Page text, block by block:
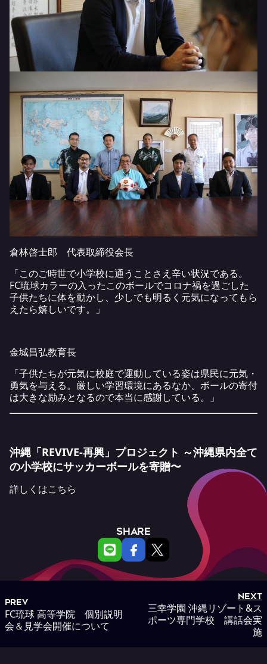
倉林啓士郎 代表取締役会長
「このご時世で小学校に通うことさえ辛い状況である。
FC琉球カラーの入ったこのボールでコロナ禍を過ごした
子供たちに体を動かし、少しでも明るく元気になってもら
えたら嬉しいです。」
金城昌弘教育長
「子供たちが元気に校庭で運動している姿は県民に元気・
勇気を与える。厳しい学習環境にあるなか、ボールの寄付
は大きな励みとなるので本当に感謝している。」
沖縄「REVIVE-再興」プロジェクト ～沖縄県内全て
の小学校にサッカーボールを寄贈〜
詳しくはこちら
SHARE
PREV
FC琉球 高等学院 個別説明
会＆見学会開催について
NEXT
三幸学園 沖縄リゾート&ス
ポーツ専門学校 講話会実
施